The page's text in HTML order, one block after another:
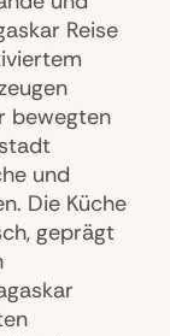
Reise
bewegten
und
Die Küche
geprägt